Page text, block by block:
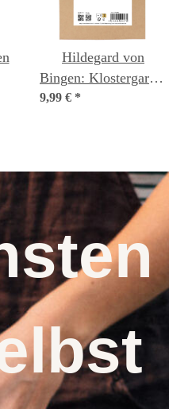
Hildegard von
Bingen: Klostergarten
- Samenset
9,99 € *